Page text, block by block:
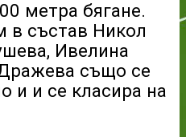
метра бягане.
в състав Никол
Ивелина
също се
и и се класира на